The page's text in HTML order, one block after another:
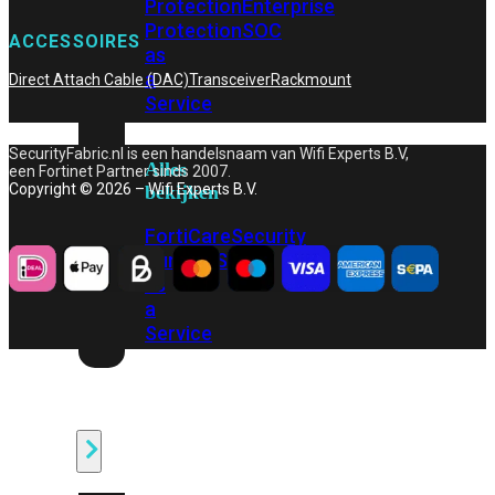
ProtectionEnterprise
ProtectionSOC
as
a
Service
Alles
bekijken
FortiCareSecurity
Bundels SOC
as
a
Service
ACCESSOIRES
Direct Attach Cable (DAC)TransceiverRackmount
SecurityFabric.nl is een handelsnaam van Wifi Experts B.V,
een Fortinet Partner sinds 2007.
Copyright © 2026 – Wifi Experts B.V.